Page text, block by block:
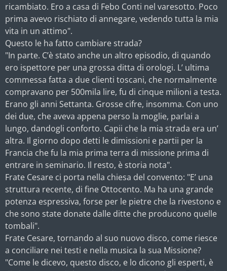
ricambiato. Ero a casa di Febo Conti nel varesotto. Poco
prima avevo rischiato di annegare, vedendo tutta la mia
vita in un attimo".
Questo le ha fatto cambiare strada?
"In parte. C’è stato anche un altro episodio, di quando
ero ispettore per una grossa ditta di orologi. L’ ultima
commessa fatta a due clienti toscani, che normalmente
compravano per 500mila lire, fu di cinque milioni a testa.
Erano gli anni Settanta. Grosse cifre, insomma. Con uno
dei due, che aveva appena perso la moglie, parlai a
lungo, dandogli conforto. Capii che la mia strada era un’
altra. Il giorno dopo detti le dimissioni e partii per la
Francia che fu la mia prima terra di missione prima di
entrare in seminario. Il resto, è storia nota".
Frate Cesare ci porta nella chiesa del convento: "E’ una
struttura recente, di fine Ottocento. Ma ha una grande
potenza espressiva, forse per le pietre che la rivestono e
che sono state donate dalle ditte che producono quelle
tombali".
Frate Cesare, tornando al suo nuovo disco, come riesce
a conciliare nei testi e nella musica la sua Missione?
"Come le dicevo, questo disco, e lo dicono gli esperti, è